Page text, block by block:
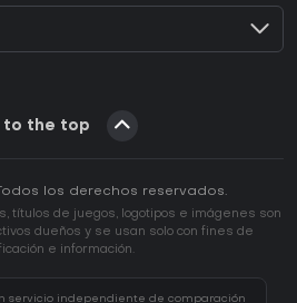
to the top
los derechos reservados.
títulos de juegos, logotipos e imágenes son
dueños y se usan solo con fines de
e información.
servicio independiente de comparación